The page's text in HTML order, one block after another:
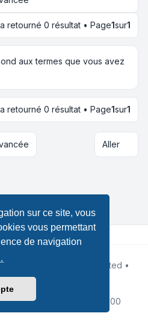
sur ce site, vous
vous permettant
de navigation
retourné 0 résultat • Page1sur1
aux termes que vous avez
retourné 0 résultat • Page1sur1
Aller
Software © phpBB Limited •
©
horaire sur UTC+02:00